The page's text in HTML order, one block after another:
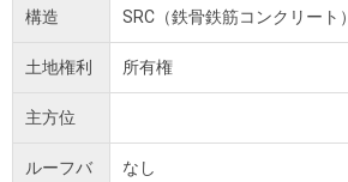
構造 SRC（鉄骨鉄筋コンクリート）
土地権利 所有権
主方位
ルーフバ
なし